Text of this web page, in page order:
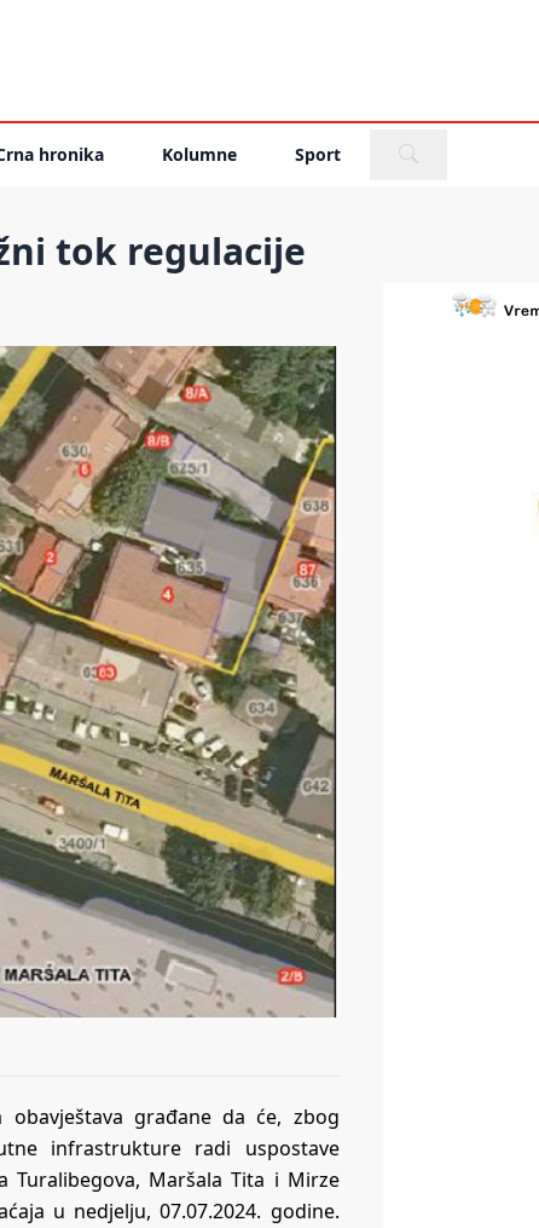
hronika Kolumne Sport
tok regulacije
građane da će, zbog
infrastrukture radi uspostave
Maršala Tita i Mirze
u nedjelju, 07.07.2024. godine.